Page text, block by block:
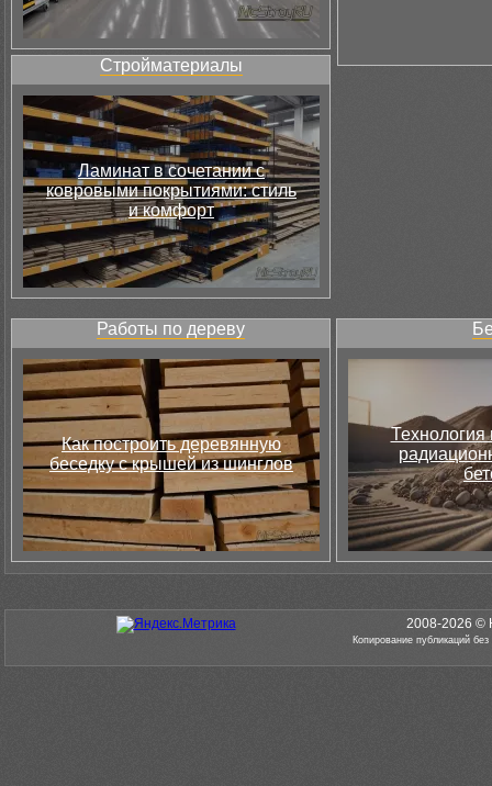
Стройматериалы
Ламинат в сочетании с
ковровыми покрытиями: стиль
и комфорт
Работы по дереву
Как построить деревянную
беседку с крышей из шинглов
Технология
2008-2026 ©
Копирование публикаций